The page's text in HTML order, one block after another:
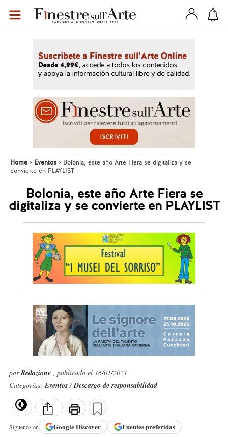
Home Eventos
Bolonia, este año Arte Fiera se digitaliza y se
convierte en PLAYLIST
Bolonia, este año Arte Fiera se
digitaliza y se convierte en PLAYLIST
porRedazione , publicado el 16/01/2021
Categorías:Eventos/Descargo de responsabilidad
Síguenos en GoogleDiscover Fuentes preferidas